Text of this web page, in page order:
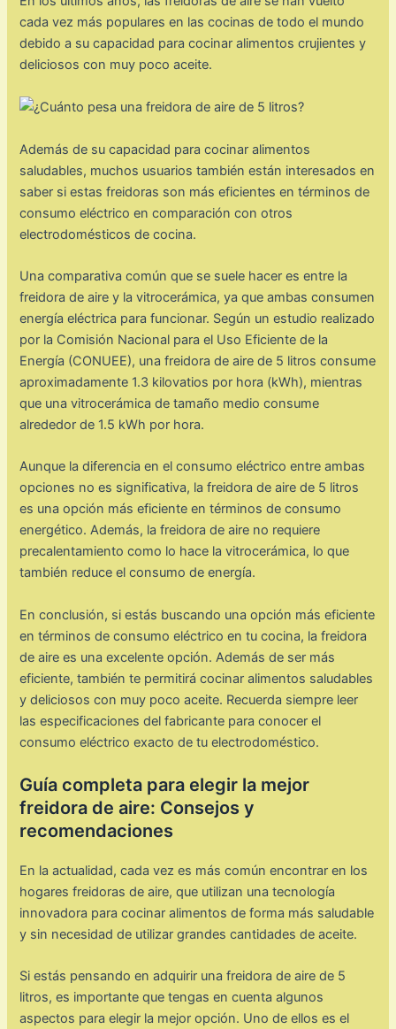
cada vez más populares en las cocinas de todo el mundo
debido a su capacidad para cocinar alimentos crujientes y
deliciosos con muy poco aceite.
Además de su capacidad para cocinar alimentos
saludables, muchos usuarios también están interesados en
saber si estas freidoras son más eficientes en términos de
consumo eléctrico en comparación con otros
electrodomésticos de cocina.
Una comparativa común que se suele hacer es entre la
freidora de aire y la vitrocerámica, ya que ambas consumen
energía eléctrica para funcionar. Según un estudio realizado
por la Comisión Nacional para el Uso Eficiente de la
Energía (CONUEE), una freidora de aire de 5 litros consume
aproximadamente 1.3 kilovatios por hora (kWh), mientras
que una vitrocerámica de tamaño medio consume
alrededor de 1.5 kWh por hora.
Aunque la diferencia en el consumo eléctrico entre ambas
opciones no es significativa, la freidora de aire de 5 litros
es una opción más eficiente en términos de consumo
energético. Además, la freidora de aire no requiere
precalentamiento como lo hace la vitrocerámica, lo que
también reduce el consumo de energía.
En conclusión, si estás buscando una opción más eficiente
en términos de consumo eléctrico en tu cocina, la freidora
de aire es una excelente opción. Además de ser más
eficiente, también te permitirá cocinar alimentos saludables
y deliciosos con muy poco aceite. Recuerda siempre leer
las especificaciones del fabricante para conocer el
consumo eléctrico exacto de tu electrodoméstico.
Guía completa para elegir la mejor
freidora de aire: Consejos y
recomendaciones
En la actualidad, cada vez es más común encontrar en los
hogares freidoras de aire, que utilizan una tecnología
innovadora para cocinar alimentos de forma más saludable
y sin necesidad de utilizar grandes cantidades de aceite.
Si estás pensando en adquirir una freidora de aire de 5
litros, es importante que tengas en cuenta algunos
aspectos para elegir la mejor opción. Uno de ellos es el